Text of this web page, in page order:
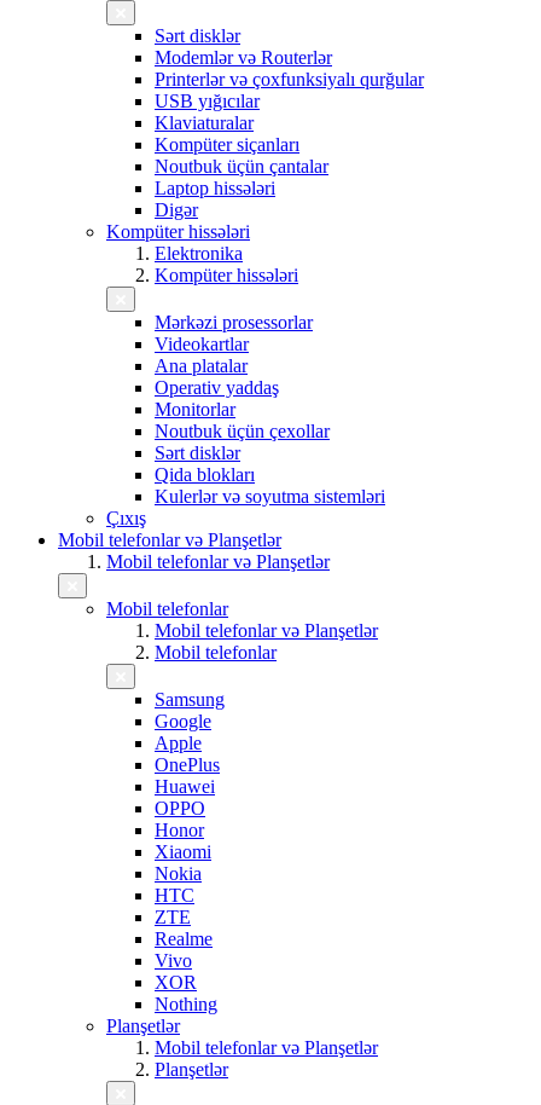
Sərt disklər
Modemlər və Routerlər
Printerlər və çoxfunksiyalı qurğular
USB yığıcılar
Klaviaturalar
Kompüter siçanları
Noutbuk üçün çantalar
Laptop hissələri
Digər
Kompüter hissələri
Elektronika
Kompüter hissələri
Mərkəzi prosessorlar
Videokartlar
Ana platalar
Operativ yaddaş
Monitorlar
Noutbuk üçün çexollar
Sərt disklər
Qida blokları
Kulerlər və soyutma sistemləri
Çıxış
Mobil telefonlar və Planşetlər
Mobil telefonlar və Planşetlər
Mobil telefonlar
Mobil telefonlar və Planşetlər
Mobil telefonlar
Samsung
Google
Apple
OnePlus
Huawei
OPPO
Honor
Xiaomi
Nokia
HTC
ZTE
Realme
Vivo
XOR
Nothing
Planşetlər
Mobil telefonlar və Planşetlər
Planşetlər